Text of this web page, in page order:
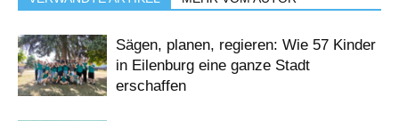
Sägen, planen, regieren: Wie 57 Kinder
in Eilenburg eine ganze Stadt
erschaffen